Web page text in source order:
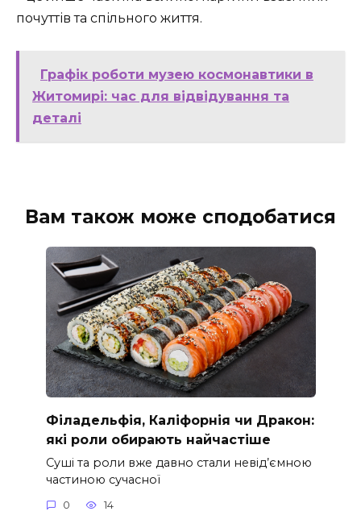
почуттів та спільного життя.
Графік роботи музею космонавтики в
Житомирі: час для відвідування та
деталі
Вам також може сподобатися
Філадельфія, Каліфорнія чи Дракон:
які роли обирають найчастіше
Суші та роли вже давно стали невід’ємною
частиною сучасної
0 14